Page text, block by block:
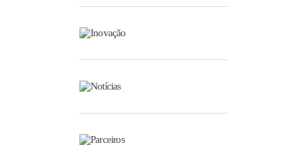
Inovação
Notícias
Parceiros